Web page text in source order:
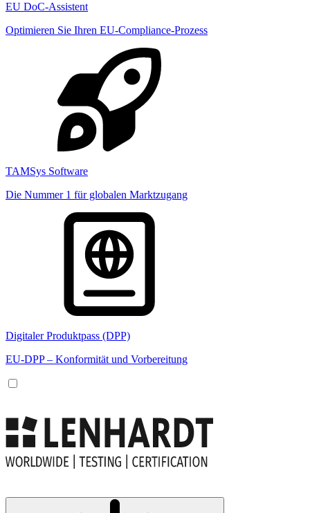
EU DoC-Assistent
Optimieren Sie Ihren EU-Compliance-Prozess
TAMSys Software
Die Nummer 1 für globalen Marktzugang
Digitaler Produktpass (DPP)
EU-DPP – Konformität und Vorbereitung